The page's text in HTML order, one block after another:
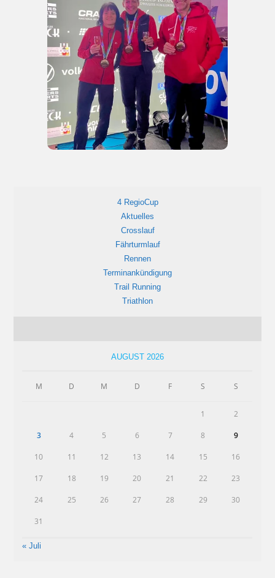
4 RegioCup
Aktuelles
Crosslauf
Fährturmlauf
Rennen
Terminankündigung
Trail Running
Triathlon
AUGUST 2026
M D M D F S S
1 2
3 4 5 6 7 8 9
10 11 12 13 14 15 16
17 18 19 20 21 22 23
24 25 26 27 28 29 30
31
« Juli